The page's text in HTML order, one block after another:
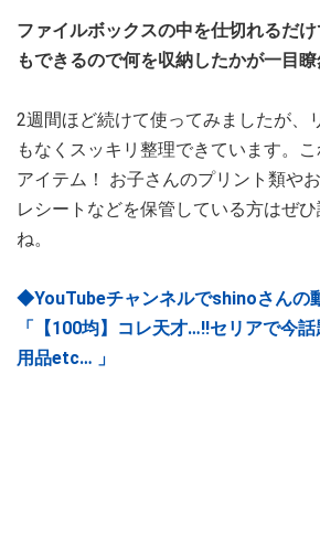
ファイルボックスの中を仕切れるだ
もできるので何を収納したかが一目瞭
2週間ほど続けて使ってみましたが、
もなくスッキリ整理できています。
アイテム！ お子さんのプリント類や
レシートなどを保管している方はぜ
ね。
◆YouTubeチャンネルでshinoさんの
「【100均】コレ天才…‼︎セリアで今
用品etc… 」